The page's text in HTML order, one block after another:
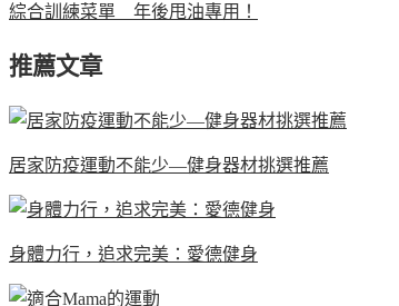
綜合訓練菜單 年後甩油專用！
推薦文章
居家防疫運動不能少—健身器材挑選推薦
身體力行，追求完美：愛德健身